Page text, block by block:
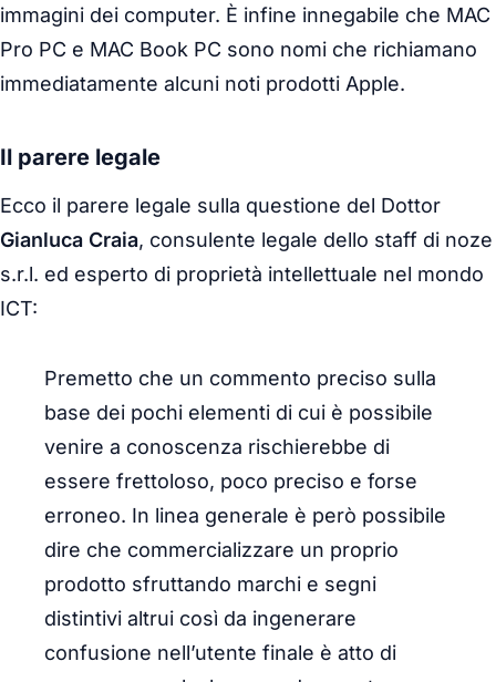
immagini dei computer. È infine innegabile che MAC
Pro PC e MAC Book PC sono nomi che richiamano
immediatamente alcuni noti prodotti Apple.
Il parere legale
Ecco il parere legale sulla questione del Dottor
Gianluca Craia, consulente legale dello staff di noze
s.r.l. ed esperto di proprietà intellettuale nel mondo
ICT:
Premetto che un commento preciso sulla
base dei pochi elementi di cui è possibile
venire a conoscenza rischierebbe di
essere frettoloso, poco preciso e forse
erroneo. In linea generale è però possibile
dire che commercializzare un proprio
prodotto sfruttando marchi e segni
distintivi altrui così da ingenerare
confusione nell’utente finale è atto di